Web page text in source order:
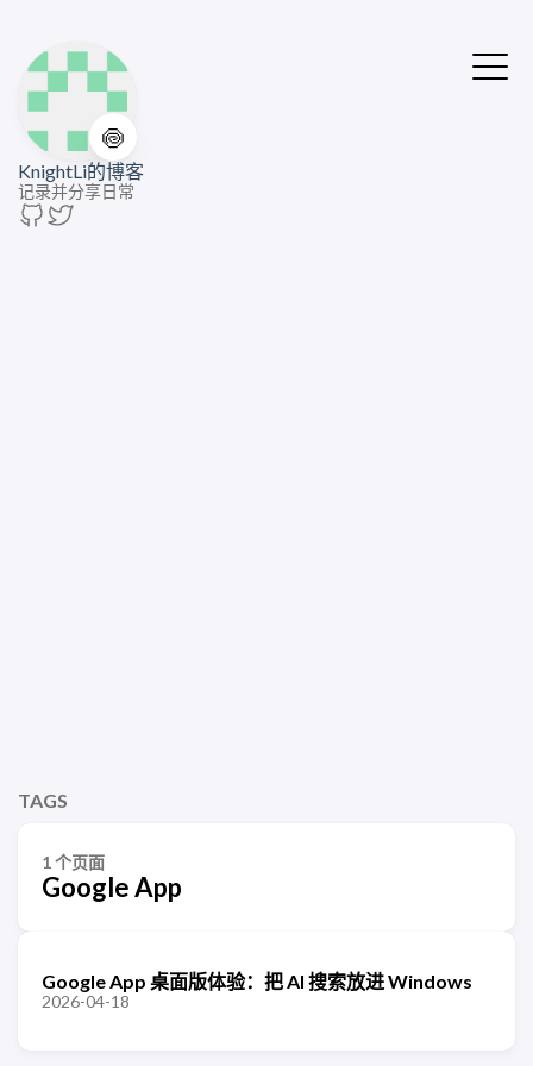
🍥
KnightLi的博客
记录并分享日常
TAGS
1 个页面
Google App
Google App 桌面版体验：把 AI 搜索放进 Windows
2026-04-18